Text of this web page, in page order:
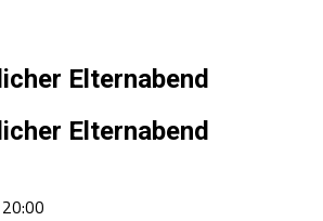
Elternabend
Elternabend